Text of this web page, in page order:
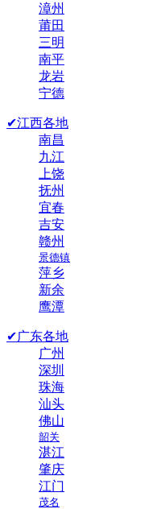
漳州
莆田
三明
南平
龙岩
宁德
✔江西各地
南昌
九江
上饶
抚州
宜春
吉安
赣州
景德镇
萍乡
新余
鹰潭
✔广东各地
广州
深圳
珠海
汕头
佛山
韶关
湛江
肇庆
江门
茂名